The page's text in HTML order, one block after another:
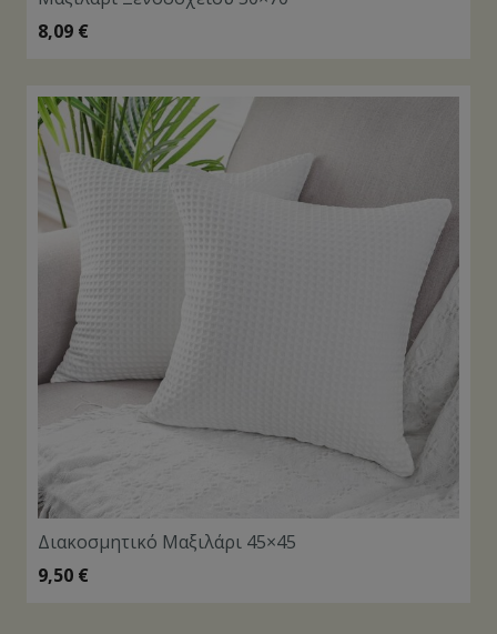
8,09 €
Διακοσμητικό Μαξιλάρι 45×45
9,50 €